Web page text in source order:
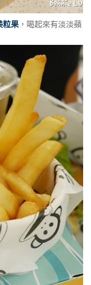
粒果，喝起來有淡淡蘋